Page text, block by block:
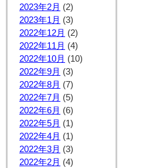
2023年2月 (2)
2023年1月 (3)
2022年12月 (2)
2022年11月 (4)
2022年10月 (10)
2022年9月 (3)
2022年8月 (7)
2022年7月 (5)
2022年6月 (6)
2022年5月 (1)
2022年4月 (1)
2022年3月 (3)
2022年2月 (4)